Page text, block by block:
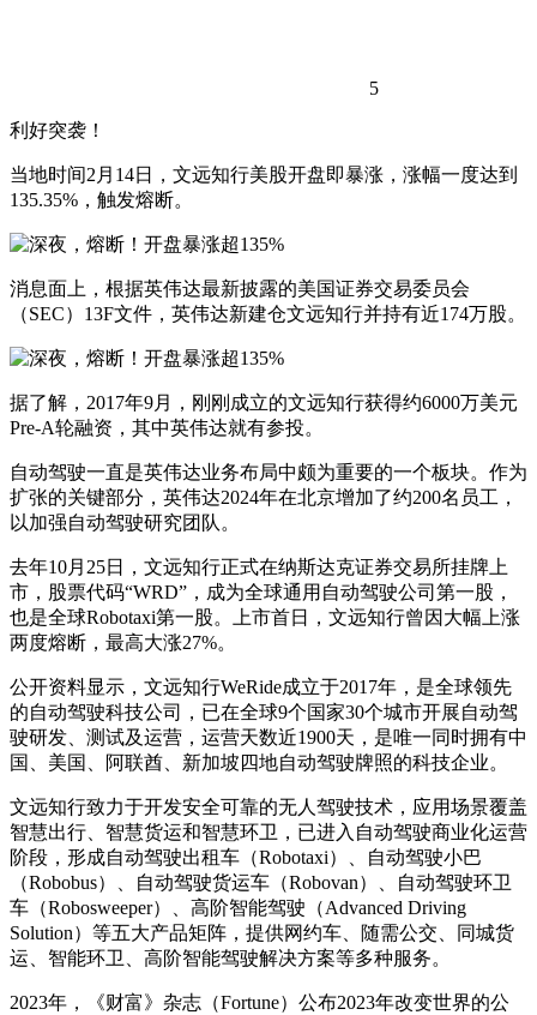
5
利好突袭！
当地时间2月14日，文远知行美股开盘即暴涨，涨幅一度达到
135.35%，触发熔断。
消息面上，根据英伟达最新披露的美国证券交易委员会
（SEC）13F文件，英伟达新建仓文远知行并持有近174万股。
据了解，2017年9月，刚刚成立的文远知行获得约6000万美元
Pre-A轮融资，其中英伟达就有参投。
自动驾驶一直是英伟达业务布局中颇为重要的一个板块。作为
扩张的关键部分，英伟达2024年在北京增加了约200名员工，
以加强自动驾驶研究团队。
去年10月25日，文远知行正式在纳斯达克证券交易所挂牌上
市，股票代码“WRD”，成为全球通用自动驾驶公司第一股，
也是全球Robotaxi第一股。上市首日，文远知行曾因大幅上涨
两度熔断，最高大涨27%。
公开资料显示，文远知行WeRide成立于2017年，是全球领先
的自动驾驶科技公司，已在全球9个国家30个城市开展自动驾
驶研发、测试及运营，运营天数近1900天，是唯一同时拥有中
国、美国、阿联酋、新加坡四地自动驾驶牌照的科技企业。
文远知行致力于开发安全可靠的无人驾驶技术，应用场景覆盖
智慧出行、智慧货运和智慧环卫，已进入自动驾驶商业化运营
阶段，形成自动驾驶出租车（Robotaxi）、自动驾驶小巴
（Robobus）、自动驾驶货运车（Robovan）、自动驾驶环卫
车（Robosweeper）、高阶智能驾驶（Advanced Driving
Solution）等五大产品矩阵，提供网约车、随需公交、同城货
运、智能环卫、高阶智能驾驶解决方案等多种服务。
2023年，《财富》杂志（Fortune）公布2023年改变世界的公